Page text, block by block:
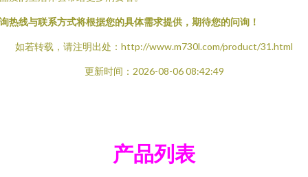
热线与联系方式将根据您的具体需求提供，期待您的问询！
如若转载，请注明出处：http://www.m730l.com/product/31.html
更新时间：2026-08-06 08:42:49
产品列表